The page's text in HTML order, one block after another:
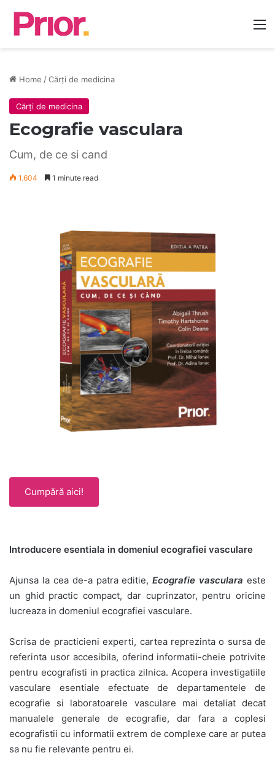
Home /Cărți de medicina
Cărți de medicina
Ecografie vasculara
Cum, de ce si cand
1.604 1 minute read
Cumpără aici!
Introducere esentiala in domeniul ecografiei vasculare
Ajunsa la cea de-a patra editie,Ecografie vasculara este
un ghid practic compact, dar cuprinzator, pentru oricine
lucreaza in domeniul ecografiei vasculare.
Scrisa de practicieni experti, cartea reprezinta o sursa de
referinta usor accesibila, oferind informatii-cheie potrivite
pentru ecografisti in practica zilnica. Acopera investigatiile
vasculare esentiale efectuate de departamentele de
ecografie si laboratoarele vasculare mai detaliat decat
manualele generale de ecografie, dar fara a coplesi
ecografistii cu informatii extrem de complexe care ar putea
sa nu fie relevante pentru ei.